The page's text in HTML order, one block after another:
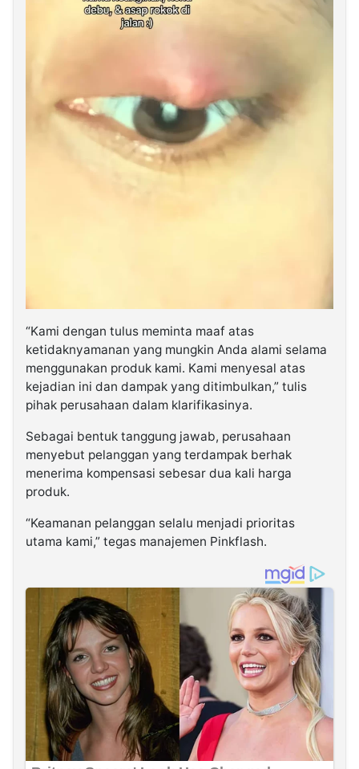
“Kami dengan tulus meminta maaf atas
ketidaknyamanan yang mungkin Anda alami selama
menggunakan produk kami. Kami menyesal atas
kejadian ini dan dampak yang ditimbulkan,” tulis
pihak perusahaan dalam klarifikasinya.
Sebagai bentuk tanggung jawab, perusahaan
menyebut pelanggan yang terdampak berhak
menerima kompensasi sebesar dua kali harga
produk.
“Keamanan pelanggan selalu menjadi prioritas
utama kami,” tegas manajemen Pinkflash.